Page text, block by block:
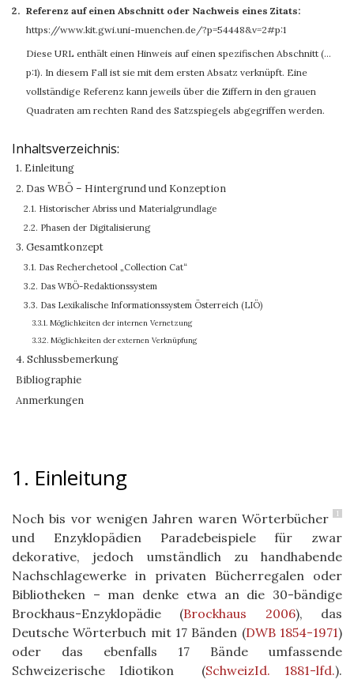
Referenz auf einen Abschnitt oder Nachweis eines Zitats:
https://www.kit.gwi.uni-muenchen.de/?p=54448&v=2#p:1
Diese URL enthält einen Hinweis auf einen spezifischen Abschnitt (…
p:1). In diesem Fall ist sie mit dem ersten Absatz verknüpft. Eine
vollständige Referenz kann jeweils über die Ziffern in den grauen
Quadraten am rechten Rand des Satzspiegels abgegriffen werden.
Inhaltsverzeichnis:
1. Einleitung
2. Das WBÖ – Hintergrund und Konzeption
2.1. Historischer Abriss und Materialgrundlage
2.2. Phasen der Digitalisierung
3. Gesamtkonzept
3.1. Das Recherchetool „Collection Cat“
3.2. Das WBÖ-Redaktionssystem
3.3. Das Lexikalische Informationssystem Österreich (LIÖ)
3.3.1. Möglichkeiten der internen Vernetzung
3.3.2. Möglichkeiten der externen Verknüpfung
4. Schlussbemerkung
Bibliographie
Anmerkungen
1. Einleitung
1
Noch bis vor wenigen Jahren waren Wörterbücher
und Enzyklopädien Paradebeispiele für zwar
dekorative, jedoch umständlich zu handhabende
Nachschlagewerke in privaten Bücherregalen oder
Bibliotheken – man denke etwa an die 30-bändige
Brockhaus-Enzyklopädie (Brockhaus 2006), das
Deutsche Wörterbuch mit 17 Bänden (DWB 1854-1971)
oder das ebenfalls 17 Bände umfassende
Schweizerische Idiotikon (SchweizId. 1881-lfd.).